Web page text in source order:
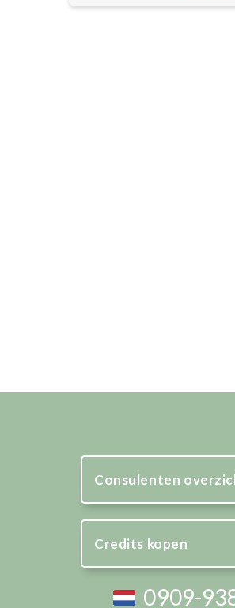
Consulenten
Credits kopen
0909-